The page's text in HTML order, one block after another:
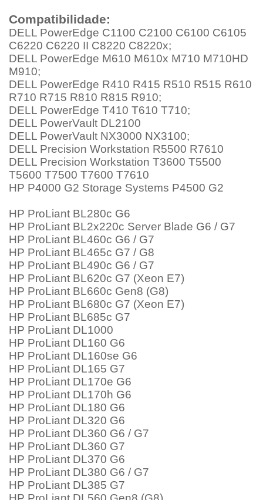
Compatibilidade:
DELL PowerEdge C1100 C2100 C6100 C6105
C6220 C6220 II C8220 C8220x;
DELL PowerEdge M610 M610x M710 M710HD
M910;
DELL PowerEdge R410 R415 R510 R515 R610
R710 R715 R810 R815 R910;
DELL PowerEdge T410 T610 T710;
DELL PowerVault DL2100
DELL PowerVault NX3000 NX3100;
DELL Precision Workstation R5500 R7610
DELL Precision Workstation T3600 T5500
T5600 T7500 T7600 T7610
HP P4000 G2 Storage Systems P4500 G2
HP ProLiant BL280c G6
HP ProLiant BL2x220c Server Blade G6 / G7
HP ProLiant BL460c G6 / G7
HP ProLiant BL465c G7 / G8
HP ProLiant BL490c G6 / G7
HP ProLiant BL620c G7 (Xeon E7)
HP ProLiant BL660c Gen8 (G8)
HP ProLiant BL680c G7 (Xeon E7)
HP ProLiant BL685c G7
HP ProLiant DL1000
HP ProLiant DL160 G6
HP ProLiant DL160se G6
HP ProLiant DL165 G7
HP ProLiant DL170e G6
HP ProLiant DL170h G6
HP ProLiant DL180 G6
HP ProLiant DL320 G6
HP ProLiant DL360 G6 / G7
HP ProLiant DL360 G7
HP ProLiant DL370 G6
HP ProLiant DL380 G6 / G7
HP ProLiant DL385 G7